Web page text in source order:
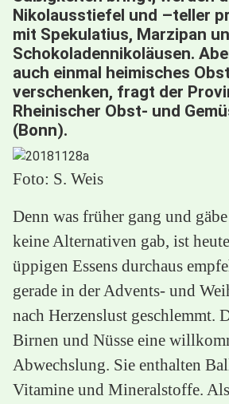
Nikolausstiefel und –teller
mit Spekulatius, Marzipan
Schokoladennikoläusen.
auch einmal heimisches
verschenken, fragt der
Rheinischer Obst- und
(Bonn).
Foto: S. Weis
Denn was früher gang und
keine Alternativen gab, ist
üppigen Essens durchaus
gerade in der Advents- und
nach Herzenslust geschlemmt.
Birnen und Nüsse eine
Abwechslung. Sie enthalten
Vitamine und Mineralstoffe.